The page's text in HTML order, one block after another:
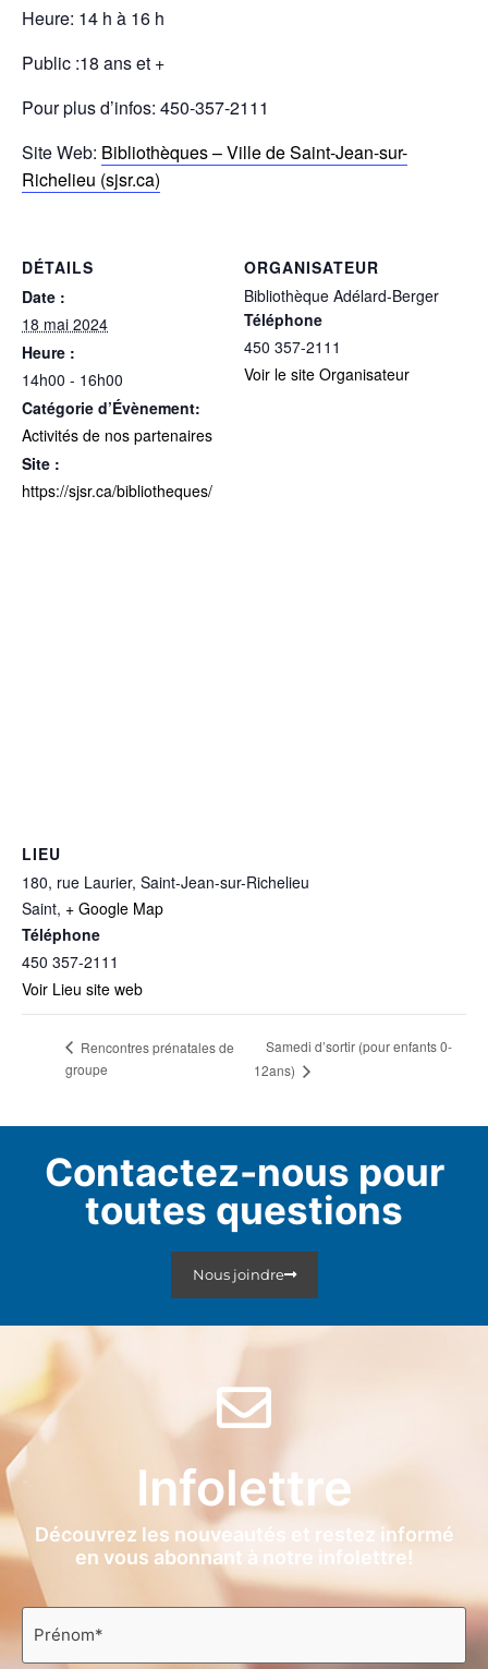
Heure: 14 h à 16 h
Public :18 ans et +
Pour plus d’infos: 450-357-2111
Site Web: Bibliothèques – Ville de Saint-Jean-sur-
Richelieu (sjsr.ca)
DÉTAILS
Date :
18 mai 2024
Heure :
14h00 - 16h00
Catégorie d’Évènement:
Activités de nos partenaires
Site :
https://sjsr.ca/bibliotheques/
ORGANISATEUR
Bibliothèque Adélard-Berger
Téléphone
450 357-2111
Voir le site Organisateur
LIEU
180, rue Laurier, Saint-Jean-sur-Richelieu
Saint, + Google Map
Téléphone
450 357-2111
Voir Lieu site web
Rencontres prénatales de
groupe
Samedi d’sortir (pour enfants 0-
12ans)
Contactez-nous pour
toutes questions
Nous joindre
Infolettre
Découvrez les nouveautés et restez informé
en vous abonnant à notre infolettre!
Prénom